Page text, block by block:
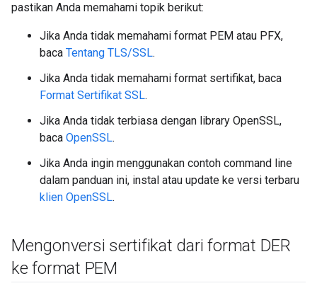
pastikan Anda memahami topik berikut:
Jika Anda tidak memahami format PEM atau PFX,
baca Tentang TLS/SSL.
Jika Anda tidak memahami format sertifikat, baca
Format Sertifikat SSL.
Jika Anda tidak terbiasa dengan library OpenSSL,
baca OpenSSL.
Jika Anda ingin menggunakan contoh command line
dalam panduan ini, instal atau update ke versi terbaru
klien OpenSSL.
Mengonversi sertifikat dari format DER
ke format PEM